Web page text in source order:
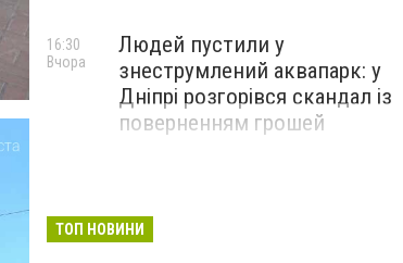
Людей пустили у
знеструмлений аквапарк: у
Дніпрі розгорівся скандал із
поверненням грошей
16:30
Вчора
ТОП НОВИНИ